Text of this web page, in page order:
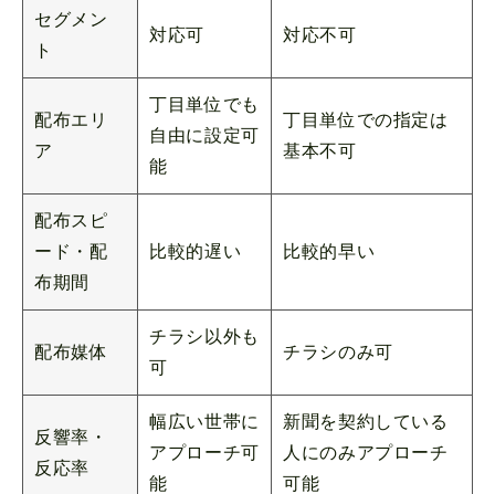
セグメン
ト
対応可 対応不可
配布エリ
ア
丁目単位でも
自由に設定可
能
丁目単位での指定は
基本不可
配布スピ
ード・配
布期間
比較的遅い 比較的早い
配布媒体
チラシ以外も
可
チラシのみ可
反響率・
反応率
幅広い世帯に
アプローチ可
能
新聞を契約している
人にのみアプローチ
可能